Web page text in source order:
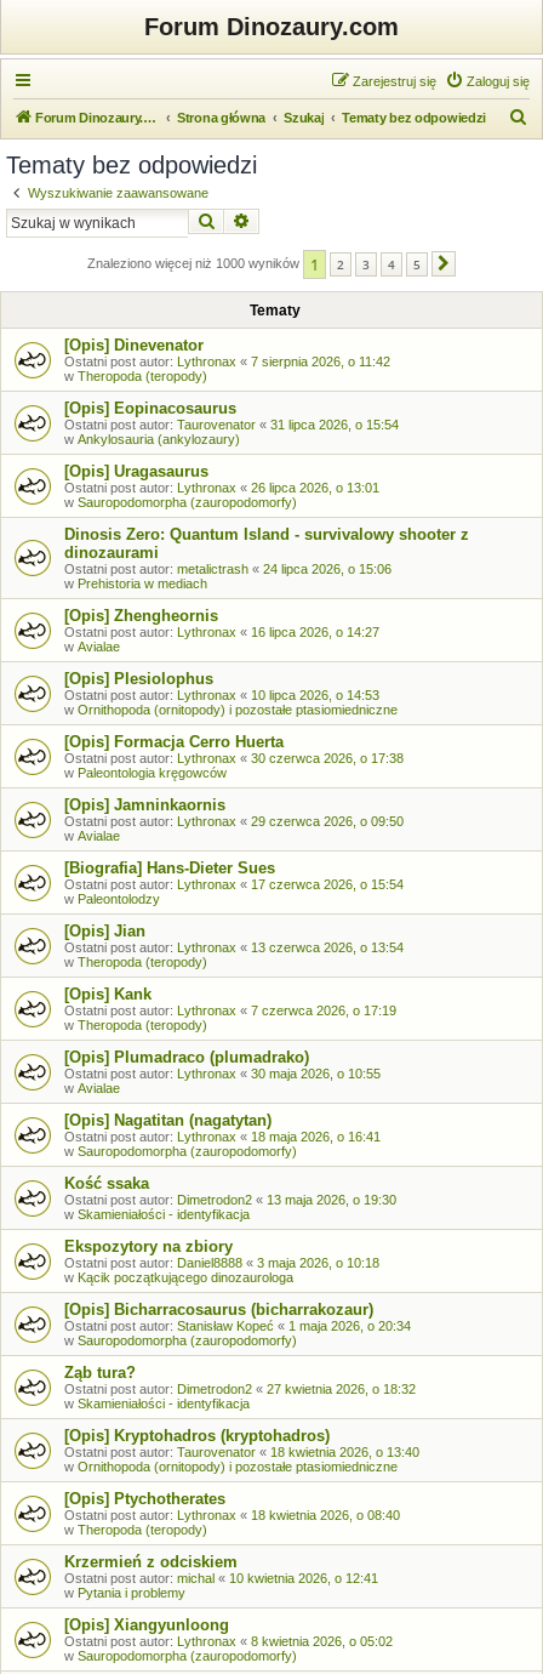
Forum Dinozaury.com
Zaloguj się
Zarejestruj się
Forum Dinozaury.com Strona główna Szukaj Tematy bez odpowiedzi
Tematy bez odpowiedzi
Wyszukiwanie zaawansowane
Szukaj
Znaleziono więcej niż 1000 wyników 1 2 3 4 5
Tematy
[Opis] Dinevenator
Ostatni post autor: Lythronax « 7 sierpnia 2026, o 11:42
w Theropoda (teropody)
[Opis] Eopinacosaurus
Ostatni post autor: Taurovenator « 31 lipca 2026, o 15:54
w Ankylosauria (ankylozaury)
[Opis] Uragasaurus
Ostatni post autor: Lythronax « 26 lipca 2026, o 13:01
w Sauropodomorpha (zauropodomorfy)
Dinosis Zero: Quantum Island - survivalowy shooter z
dinozaurami
Ostatni post autor: metalictrash « 24 lipca 2026, o 15:06
w Prehistoria w mediach
[Opis] Zhengheornis
Ostatni post autor: Lythronax « 16 lipca 2026, o 14:27
w Avialae
[Opis] Plesiolophus
Ostatni post autor: Lythronax « 10 lipca 2026, o 14:53
w Ornithopoda (ornitopody) i pozostałe ptasiomiedniczne
[Opis] Formacja Cerro Huerta
Ostatni post autor: Lythronax « 30 czerwca 2026, o 17:38
w Paleontologia kręgowców
[Opis] Jamninkaornis
Ostatni post autor: Lythronax « 29 czerwca 2026, o 09:50
w Avialae
[Biografia] Hans-Dieter Sues
Ostatni post autor: Lythronax « 17 czerwca 2026, o 15:54
w Paleontolodzy
[Opis] Jian
Ostatni post autor: Lythronax « 13 czerwca 2026, o 13:54
w Theropoda (teropody)
[Opis] Kank
Ostatni post autor: Lythronax « 7 czerwca 2026, o 17:19
w Theropoda (teropody)
[Opis] Plumadraco (plumadrako)
Ostatni post autor: Lythronax « 30 maja 2026, o 10:55
w Avialae
[Opis] Nagatitan (nagatytan)
Ostatni post autor: Lythronax « 18 maja 2026, o 16:41
w Sauropodomorpha (zauropodomorfy)
Kość ssaka
Ostatni post autor: Dimetrodon2 « 13 maja 2026, o 19:30
w Skamieniałości - identyfikacja
Ekspozytory na zbiory
Ostatni post autor: Daniel8888 « 3 maja 2026, o 10:18
w Kącik początkującego dinozaurologa
[Opis] Bicharracosaurus (bicharrakozaur)
Ostatni post autor: Stanisław Kopeć « 1 maja 2026, o 20:34
w Sauropodomorpha (zauropodomorfy)
Ząb tura?
Ostatni post autor: Dimetrodon2 « 27 kwietnia 2026, o 18:32
w Skamieniałości - identyfikacja
[Opis] Kryptohadros (kryptohadros)
Ostatni post autor: Taurovenator « 18 kwietnia 2026, o 13:40
w Ornithopoda (ornitopody) i pozostałe ptasiomiedniczne
[Opis] Ptychotherates
Ostatni post autor: Lythronax « 18 kwietnia 2026, o 08:40
w Theropoda (teropody)
Krzermień z odciskiem
Ostatni post autor: michal « 10 kwietnia 2026, o 12:41
w Pytania i problemy
[Opis] Xiangyunloong
Ostatni post autor: Lythronax « 8 kwietnia 2026, o 05:02
w Sauropodomorpha (zauropodomorfy)